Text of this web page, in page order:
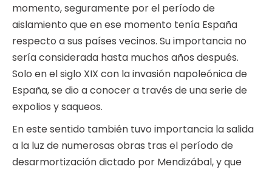
momento, seguramente por el período de
aislamiento que en ese momento tenía España
respecto a sus países vecinos. Su importancia no
sería considerada hasta muchos años después.
Solo en el siglo XIX con la invasión napoleónica de
España, se dio a conocer a través de una serie de
expolios y saqueos.
En este sentido también tuvo importancia la salida
a la luz de numerosas obras tras el período de
desarmortización dictado por Mendizábal, y que